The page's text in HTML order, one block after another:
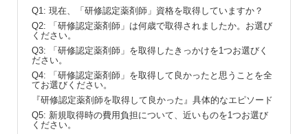
Q1: 現在、「研修認定薬剤師」資格を取得していますか？
Q2: 「研修認定薬剤師」は何歳で取得されましたか。お選び
ください。
Q3: 「研修認定薬剤師」を取得したきっかけを1つお選びく
ださい。
Q4: 「研修認定薬剤師」を取得して良かったと思うことを全
てお選びください。
『研修認定薬剤師を取得して良かった』具体的なエピソード
Q5: 新規取得時の費用負担について、近いものを1つお選び
ください。